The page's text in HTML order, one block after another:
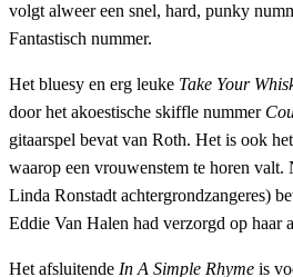
volgt alweer een snel, hard, punky
Fantastisch nummer.
Het bluesy en erg leuke Take Your
door het akoestische skiffle nummer
gitaarspel bevat van Roth. Het is ook
waarop een vrouwenstem te horen
Linda Ronstadt achtergrondzangeres)
Eddie Van Halen had verzorgd op haar
Het afsluitende In A Simple Rhyme is